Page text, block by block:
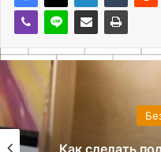
Как сделать